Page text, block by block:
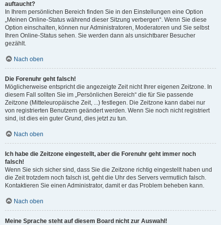
auftaucht?
In Ihrem persönlichen Bereich finden Sie in den Einstellungen eine Option
„Meinen Online-Status während dieser Sitzung verbergen“. Wenn Sie diese
Option einschalten, können nur Administratoren, Moderatoren und Sie selbst
Ihren Online-Status sehen. Sie werden dann als unsichtbarer Besucher
gezählt.
Nach oben
Die Forenuhr geht falsch!
Möglicherweise entspricht die angezeigte Zeit nicht Ihrer eigenen Zeitzone. In
diesem Fall sollten Sie im „Persönlichen Bereich“ die für Sie passende
Zeitzone (Mitteleuropäische Zeit, ...) festlegen. Die Zeitzone kann dabei nur
von registrierten Benutzern geändert werden. Wenn Sie noch nicht registriert
sind, ist dies ein guter Grund, dies jetzt zu tun.
Nach oben
Ich habe die Zeitzone eingestellt, aber die Forenuhr geht immer noch
falsch!
Wenn Sie sich sicher sind, dass Sie die Zeitzone richtig eingestellt haben und
die Zeit trotzdem noch falsch ist, geht die Uhr des Servers vermutlich falsch.
Kontaktieren Sie einen Administrator, damit er das Problem beheben kann.
Nach oben
Meine Sprache steht auf diesem Board nicht zur Auswahl!